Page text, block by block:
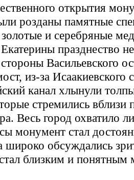
открытия
розданы памятные
и серебряные
празднество
Васильевского
из-за Исаакиевского
канал хлынули
стремились вблизи
Весь город охватило
монумент стал
широко обсуждались
близким и